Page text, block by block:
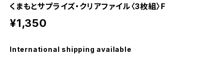
くまもとサプライズ・クリアファイル〈3枚組〉F
¥1,350
International shipping available